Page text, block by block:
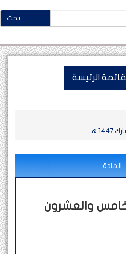
بحث
الرئيسة
هـ
المادة
والعشرون